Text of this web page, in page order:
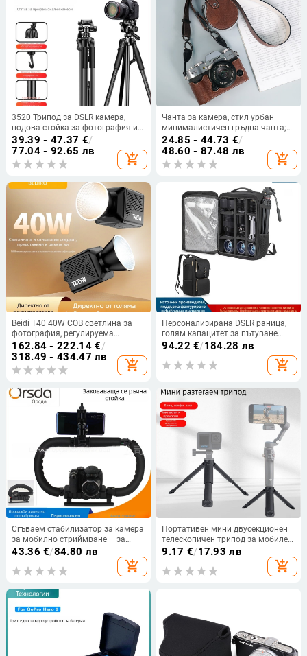
3520 Трипод за DSLR камера,
подова стойка за фотография и
стрийминг, преносим държач за
телефон
39.39 - 47.37 €/
77.04 - 92.65 лв
add_shopping_cart
Чанта за камера, стил урбан
минималистичен гръдна чанта;
унисекс; за домашно съхранение;
Категория: Чанта за камера;
Модел tb-824480243796
24.85 - 44.73 €/
48.60 - 87.48 лв
add_shopping_cart
Beidi T40 40W COB светлина за
фотография, регулируема
цветова температура 2700K–
6500K, за професионално
лайвстриймване и портретно
видео
162.84 - 222.14€/
318.49 - 434.47 лв
add_shopping_cart
Персонализирана DSLR раница,
голям капацитет за пътуване
Canon и Fuji
94.22 €/184.28 лв
add_shopping_cart
Сгъваем стабилизатор за камера
за мобилно стриймване – за
DSLR, максимална носимост 3 кг,
ABS пластмаса, тегло 0,408 кг
43.36 €/84.80 лв
add_shopping_cart
Портативен мини двусекционен
телескопичен трипод за мобилен
телефон – ABS материал,
капацитет до 2 кг, тегло 83 г,
стабилно снимане
9.17 €/17.93 лв
add_shopping_cart